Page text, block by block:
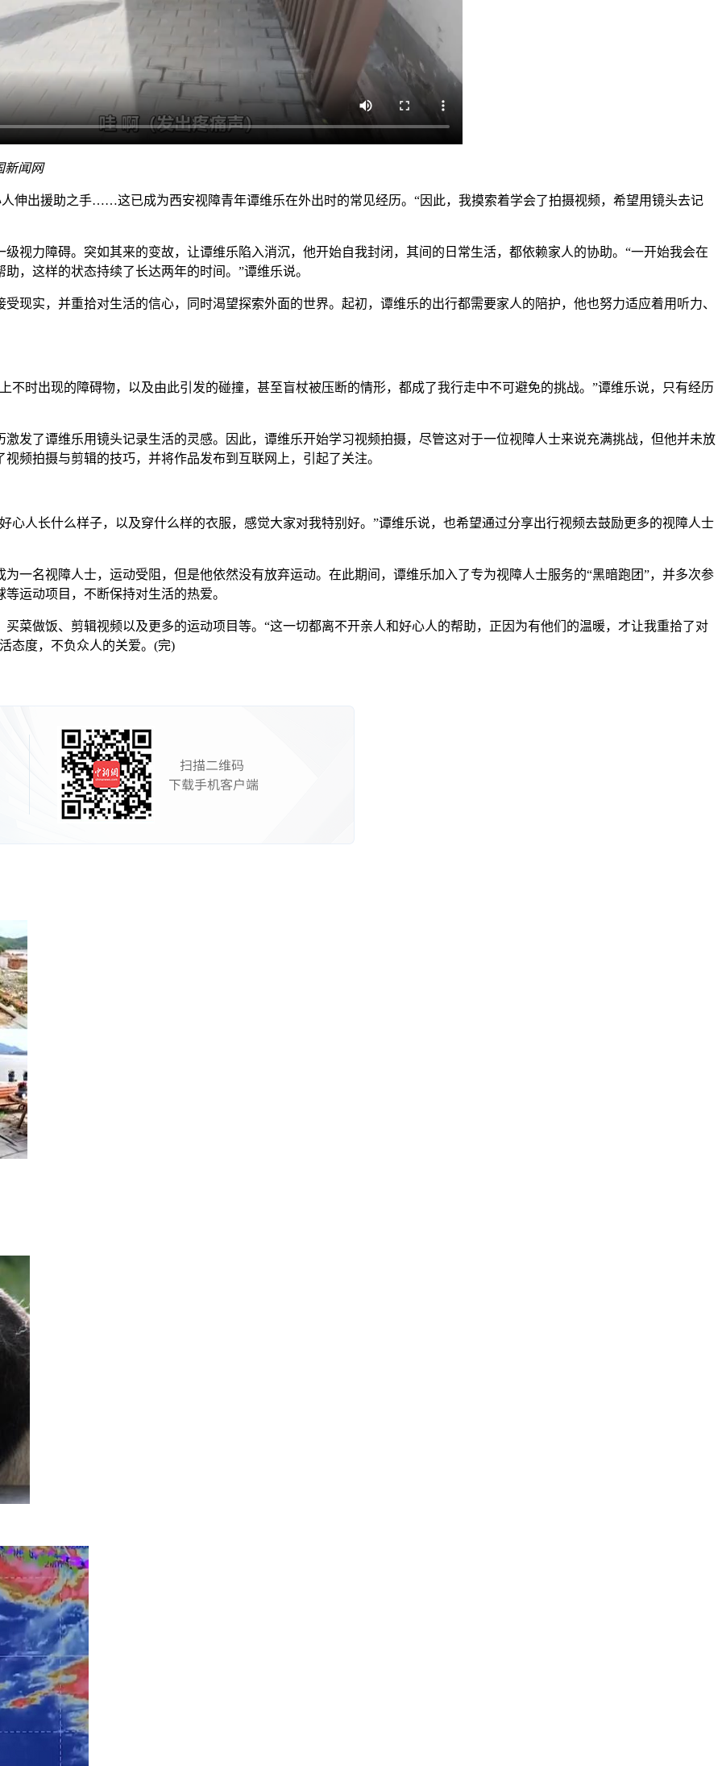
新闻网
伸出援助之手……这已成为西安视障青年谭维乐在外出时的常见经历。“因此，我摸索着学会了拍摄视频，希望用镜头去记
力障碍。突如其来的变故，让谭维乐陷入消沉，他开始自我封闭，其间的日常生活，都依赖家人的协助。“一开始我会在
，这样的状态持续了长达两年的时间。”谭维乐说。
实，并重拾对生活的信心，同时渴望探索外面的世界。起初，谭维乐的出行都需要家人的陪护，他也努力适应着用听力、
出现的障碍物，以及由此引发的碰撞，甚至盲杖被压断的情形，都成了我行走中不可避免的挑战。”谭维乐说，只有经历
谭维乐用镜头记录生活的灵感。因此，谭维乐开始学习视频拍摄，尽管这对于一位视障人士来说充满挑战，但他并未放
频拍摄与剪辑的技巧，并将作品发布到互联网上，引起了关注。
长什么样子，以及穿什么样的衣服，感觉大家对我特别好。”谭维乐说，也希望通过分享出行视频去鼓励更多的视障人士
名视障人士，运动受阻，但是他依然没有放弃运动。在此期间，谭维乐加入了专为视障人士服务的“黑暗跑团”，并多次参
运动项目，不断保持对生活的热爱。
做饭、剪辑视频以及更多的运动项目等。“这一切都离不开亲人和好心人的帮助，正因为有他们的温暖，才让我重拾了对
态度，不负众人的关爱。(完)